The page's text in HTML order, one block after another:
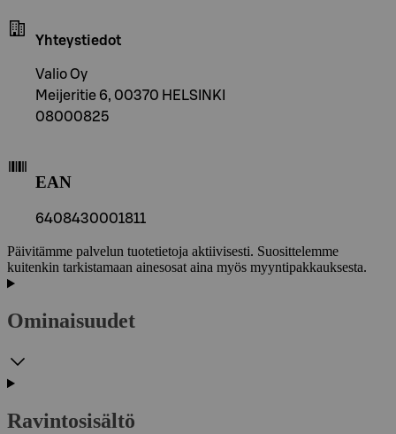
Yhteystiedot
Valio Oy
Meijeritie 6, 00370 HELSINKI
08000825
EAN
6408430001811
Päivitämme palvelun tuotetietoja aktiivisesti. Suosittelemme
kuitenkin tarkistamaan ainesosat aina myös myyntipakkauksesta.
Ominaisuudet
Ravintosisältö